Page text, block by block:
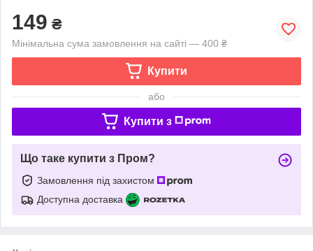
149 ₴
Мінімальна сума замовлення на сайті — 400 ₴
Купити
або
Купити з
Що таке купити з Пром?
Замовлення під захистом
Доступна доставка